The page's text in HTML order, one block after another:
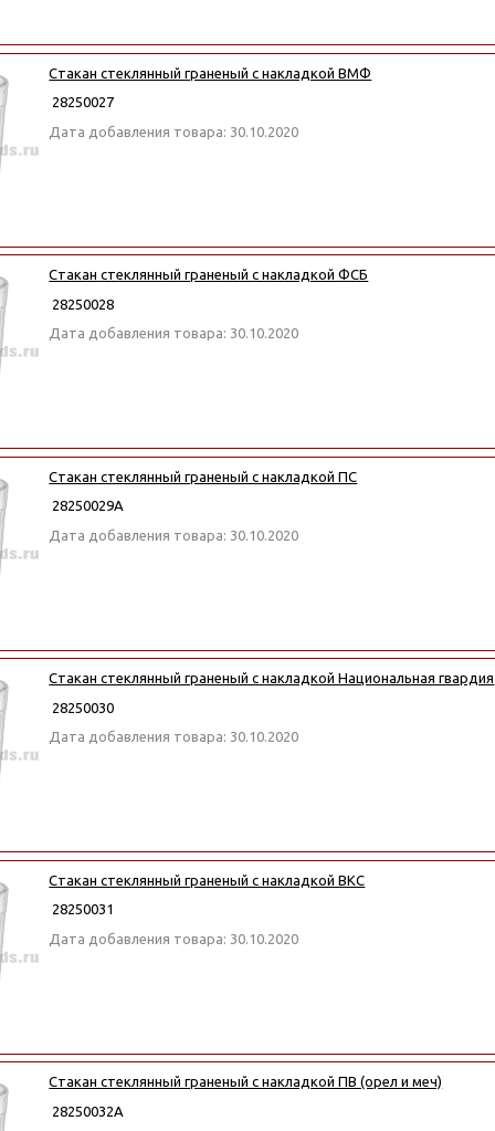
Стакан стеклянный граненый с накладкой ВМФ
28250027
Дата добавления товара: 30.10.2020
Стакан стеклянный граненый с накладкой ФСБ
28250028
Дата добавления товара: 30.10.2020
Стакан стеклянный граненый с накладкой ПС
28250029А
Дата добавления товара: 30.10.2020
Стакан стеклянный граненый с накладкой Национальная гвардия
28250030
Дата добавления товара: 30.10.2020
Стакан стеклянный граненый с накладкой ВКС
28250031
Дата добавления товара: 30.10.2020
Стакан стеклянный граненый с накладкой ПВ (орел и меч)
28250032А